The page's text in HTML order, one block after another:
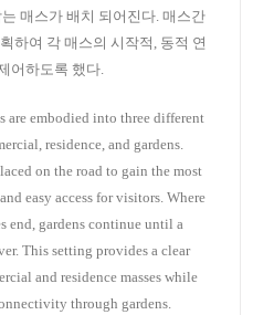
매스가 배치 되어진다. 매스간
하여 각 매스의 시작적, 동적 연
어하도록 했다.
are embodied into three different
residence, and gardens.
on the road to gain the most
easy access for visitors. Where
end, gardens continue until a
This setting provides a clear
and residence masses while
through gardens.